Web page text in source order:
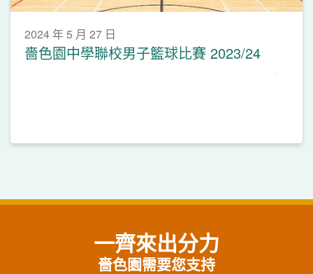
2024 年 5 月 27 日
嗇色園中學聯校男子籃球比賽 2023/24
一齊來出分力
嗇色園需要您支持